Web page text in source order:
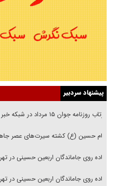
پیشنهاد سردبیر
بازتاب روزنامه جوان ۱۵ مرداد در شبکه خبر
امام حسین (ع) کشته سیرت‌های عصر
پیاده روی جاماندگان اربعین حسینی در
پیاده روی جاماندگان اربعین حسینی در